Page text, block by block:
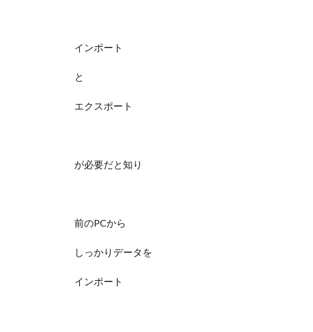
インポート
と
エクスポート
が必要だと知り
前のPCから
しっかりデータを
インポート